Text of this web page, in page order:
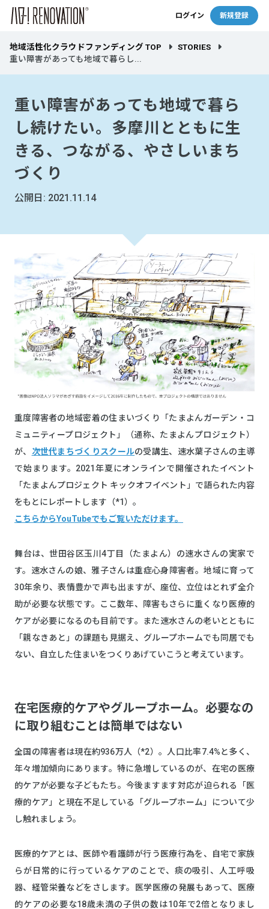
ログイン 新規登録
地域活性化クラウドファンディング TOP
STORIES
重い障害があっても地域で暮らし...
重い障害があっても地域で暮ら
し続けたい。多摩川とともに生
きる、つながる、やさしいまち
づくり
公開日: 2021.11.14
重度障害者の地域密着の住まいづくり「たまよんガーデン・コ
ミュニティープロジェクト」（通称、たまよんプロジェクト）
が、 次世代まちづくりスクールの受講生、速水葉子さんの主導
で始まります。2021年夏にオンラインで開催されたイベント
「たまよんプロジェクト キックオフイベント」で語られた内容
をもとにレポートします（*1）。
こちらからYouTubeでもご覧いただけます。
舞台は、世田谷区玉川4丁目（たまよん）の速水さんの実家で
す。速水さんの娘、雅子さんは重症心身障害者。地域に育って
30年余り、表情豊かで声も出ますが、座位、立位はとれず全介
助が必要な状態です。ここ数年、障害もさらに重くなり医療的
ケアが必要になるのも目前です。また速水さんの老いとともに
「親なきあと」の課題も見据え、グループホームでも同居でも
ない、自立した住まいをつくりあげていこうと考えています。
在宅医療的ケアやグループホーム。必要なの
に取り組むことは簡単ではない
全国の障害者は現在約936万人（*2）。人口比率7.4%と多く、
年々増加傾向にあります。特に急増しているのが、在宅の医療
的ケアが必要な子どもたち。今後ますます対応が迫られる「医
療的ケア」と現在不足している「グループホーム」について少
し触れましょう。
医療的ケアとは、医師や看護師が行う医療行為を、自宅で家族
らが日常的に行っているケアのことで、痰の吸引、人工呼吸
器、経管栄養などをさします。医学医療の発展もあって、医療
的ケアの必要な18歳未満の子供の数は10年で2倍となりまし